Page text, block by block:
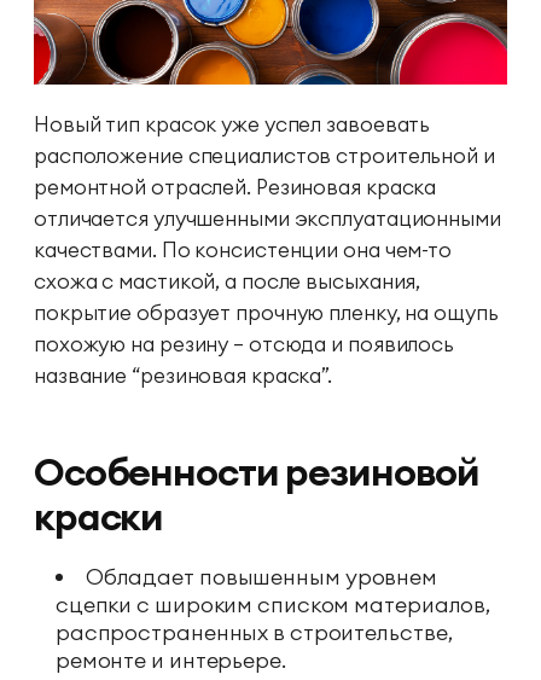
Новый тип красок уже успел завоевать
расположение специалистов строительной и
ремонтной отраслей. Резиновая краска
отличается улучшенными эксплуатационными
качествами. По консистенции она чем-то
схожа с мастикой, а после высыхания,
покрытие образует прочную пленку, на ощупь
похожую на резину — отсюда и появилось
название “резиновая краска”.
Особенности резиновой
краски
Обладает повышенным уровнем
сцепки с широким списком материалов,
распространенных в строительстве,
ремонте и интерьере.